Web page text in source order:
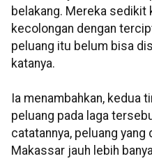
belakang. Mereka sedikit
kecolongan dengan
peluang itu belum bisa
katanya.
Ia menambahkan, kedua
peluang pada laga
catatannya, peluang yang
Makassar jauh lebih